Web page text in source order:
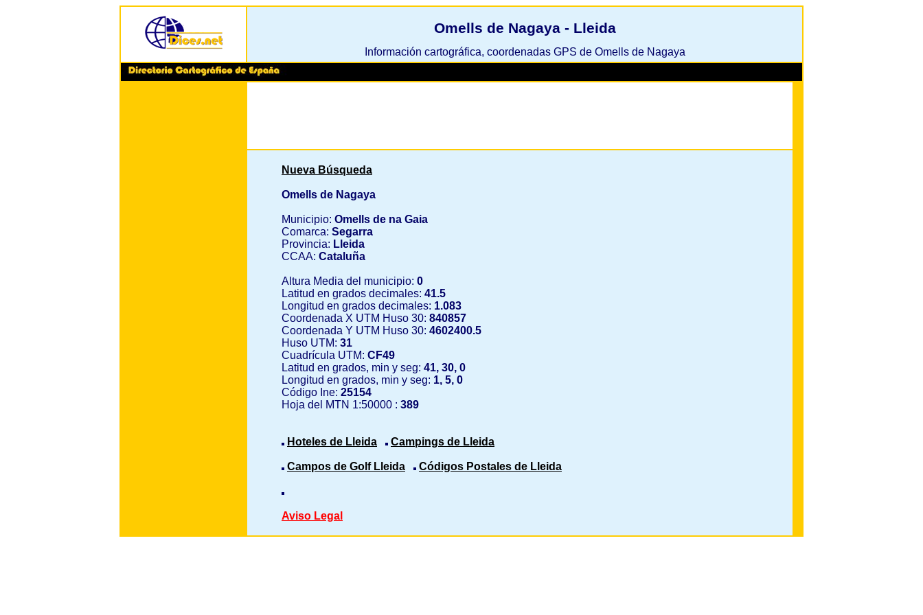
Omells de Nagaya - Lleida
Información cartográfica, coordenadas GPS de Omells de Nagaya
Nueva Búsqueda
Omells de Nagaya
Municipio: Omells de na Gaia
Comarca: Segarra
Provincia: Lleida
CCAA: Cataluña
Altura Media del municipio: 0
Latitud en grados decimales: 41.5
Longitud en grados decimales: 1.083
Coordenada X UTM Huso 30: 840857
Coordenada Y UTM Huso 30: 4602400.5
Huso UTM: 31
Cuadrícula UTM: CF49
Latitud en grados, min y seg: 41, 30, 0
Longitud en grados, min y seg: 1, 5, 0
Código Ine: 25154
Hoja del MTN 1:50000 : 389
Hoteles de Lleida Campings de Lleida
Campos de Golf Lleida Códigos Postales de Lleida
Aviso Legal